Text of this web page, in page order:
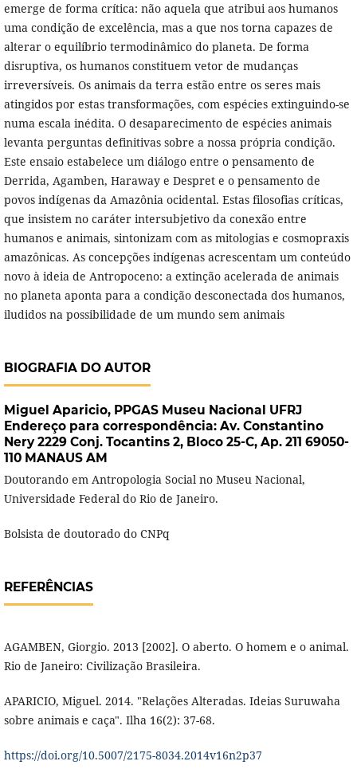
emerge de forma crítica: não aquela que atribui aos humanos
uma condição de excelência, mas a que nos torna capazes de
alterar o equilíbrio termodinâmico do planeta. De forma
disruptiva, os humanos constituem vetor de mudanças
irreversíveis. Os animais da terra estão entre os seres mais
atingidos por estas transformações, com espécies extinguindo-se
numa escala inédita. O desaparecimento de espécies animais
levanta perguntas definitivas sobre a nossa própria condição.
Este ensaio estabelece um diálogo entre o pensamento de
Derrida, Agamben, Haraway e Despret e o pensamento de
povos indígenas da Amazônia ocidental. Estas filosofias críticas,
que insistem no caráter intersubjetivo da conexão entre
humanos e animais, sintonizam com as mitologias e cosmopraxis
amazônicas. As concepções indígenas acrescentam um conteúdo
novo à ideia de Antropoceno: a extinção acelerada de animais
no planeta aponta para a condição desconectada dos humanos,
iludidos na possibilidade de um mundo sem animais
BIOGRAFIA DO AUTOR
Miguel Aparicio, PPGAS Museu Nacional UFRJ
Endereço para correspondência: Av. Constantino
Nery 2229 Conj. Tocantins 2, Bloco 25-C, Ap. 211 69050-
110 MANAUS AM
Doutorando em Antropologia Social no Museu Nacional,
Universidade Federal do Rio de Janeiro.
Bolsista de doutorado do CNPq
REFERÊNCIAS
AGAMBEN, Giorgio. 2013 [2002]. O aberto. O homem e o animal.
Rio de Janeiro: Civilização Brasileira.
APARICIO, Miguel. 2014. "Relações Alteradas. Ideias Suruwaha
sobre animais e caça". Ilha 16(2): 37-68.
https://doi.org/10.5007/2175-8034.2014v16n2p37